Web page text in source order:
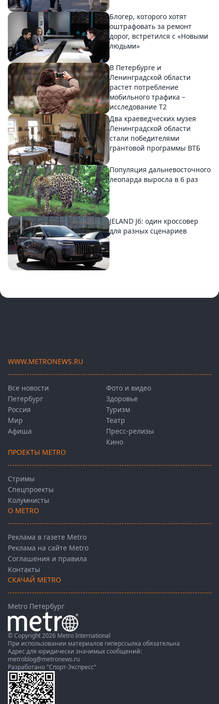
Блогер, которого хотят
оштрафовать за ремонт
дорог, встретился с «Новыми
людьми»
В Петербурге и
Ленинградской области
растет потребление
мобильного трафика –
исследование T2
Два краеведческих музея
Ленинградской области
стали победителями
грантовой программы ВТБ
Популяция дальневосточного
леопарда выросла в 6 раз
JELAND J6: один кроссовер
для разных сценариев
WWW.METRONEWS.RU
Все новости
Петербург
Россия
Мир
Афиша
Фото и видео
Здоровье
Туризм
Театр
Пресс-релизы
Кино
ПРОЕКТЫ METRO
Стримы
Спецпроекты
Колумнисты
О METRO
Реклама в газете Metro
Реклама на сайте Metro
Соглашения и правила
Контакты
СКАЧАЙ METRO
Metro Петербург
© Copyright 2026 Metro International
При использовании материалов гиперссылка обязательна
Адрес для юридически значимых сообщений:
metroblog@metronews.ru
Разработано "Спорт-Экспресс"